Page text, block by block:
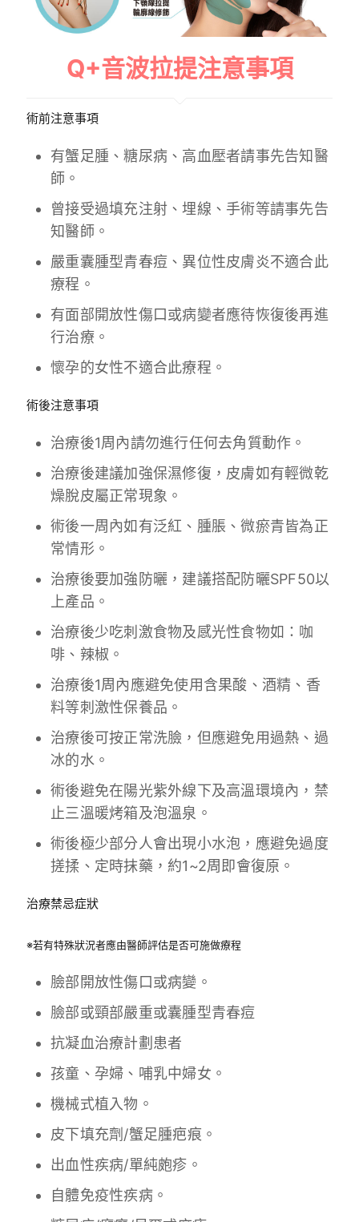
Q+音波拉提注意事項
術前注意事項
有蟹足腫、糖尿病、高血壓者請事先告知醫
師。
曾接受過填充注射、埋線、手術等請事先告
知醫師。
嚴重囊腫型青春痘、異位性皮膚炎不適合此
療程。
有面部開放性傷口或病變者應待恢復後再進
行治療。
懷孕的女性不適合此療程。
術後注意事項
治療後1周內請勿進行任何去角質動作。
治療後建議加強保濕修復，皮膚如有輕微乾
燥脫皮屬正常現象。
術後一周內如有泛紅、腫脹、微瘀青皆為正
常情形。
治療後要加強防曬，建議搭配防曬SPF50以
上產品。
治療後少吃刺激食物及感光性食物如：咖
啡、辣椒。
治療後1周內應避免使用含果酸、酒精、香
料等刺激性保養品。
治療後可按正常洗臉，但應避免用過熱、過
冰的水。
術後避免在陽光紫外線下及高溫環境內，禁
止三溫暖烤箱及泡溫泉。
術後極少部分人會出現小水泡，應避免過度
搓揉、定時抹藥，約1~2周即會復原。
治療禁忌症狀
※若有特殊狀況者應由醫師評估是否可施做療程
臉部開放性傷口或病變。
臉部或頸部嚴重或囊腫型青春痘
抗凝血治療計劃患者
孩童、孕婦、哺乳中婦女。
機械式植入物。
皮下填充劑/蟹足腫疤痕。
出血性疾病/單純皰疹。
自體免疫性疾病。